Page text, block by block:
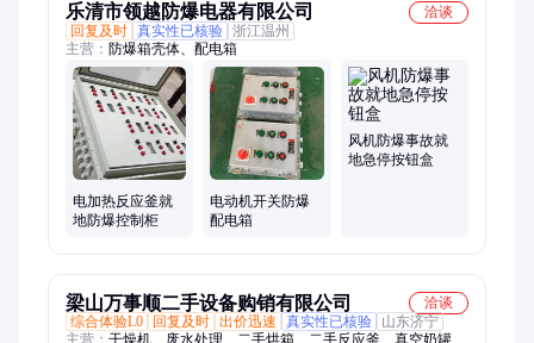
乐清市领越防爆电器有限公司
洽谈
回复及时 真实性已核验 浙江温州
主营： 防爆箱壳体、配电箱
电加热反应釜就
地防爆控制柜
电动机开关防爆
配电箱
风机防爆事故就
地急停按钮盒
梁山万事顺二手设备购销有限公司
洽谈
综合体验L0
回复及时 出价迅速 真实性已核验
山东济宁